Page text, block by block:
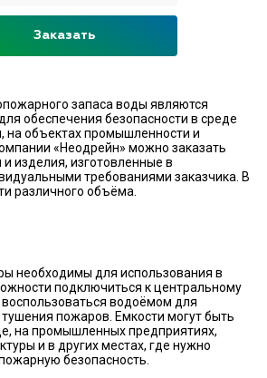
Заказать
запаса воды являются
обеспечения безопасности в среде
на объектах промышленности и
«Неодрейн» можно заказать
изделия, изготовленные в
требованиями заказчика. В
различного объёма.
необходимы для использования в
подключиться к центральному
водоёмом для
пожаров. Емкости могут быть
на промышленных предприятиях,
и в других местах, где нужно
безопасность.